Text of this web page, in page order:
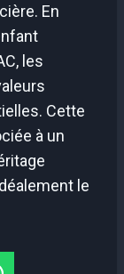
En
les
Cette
à un
le